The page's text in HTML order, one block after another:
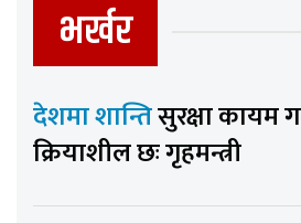
भर्खर
देशमा शान्तिसुरक्षा कायम
क्रियाशील छः गृहमन्त्री